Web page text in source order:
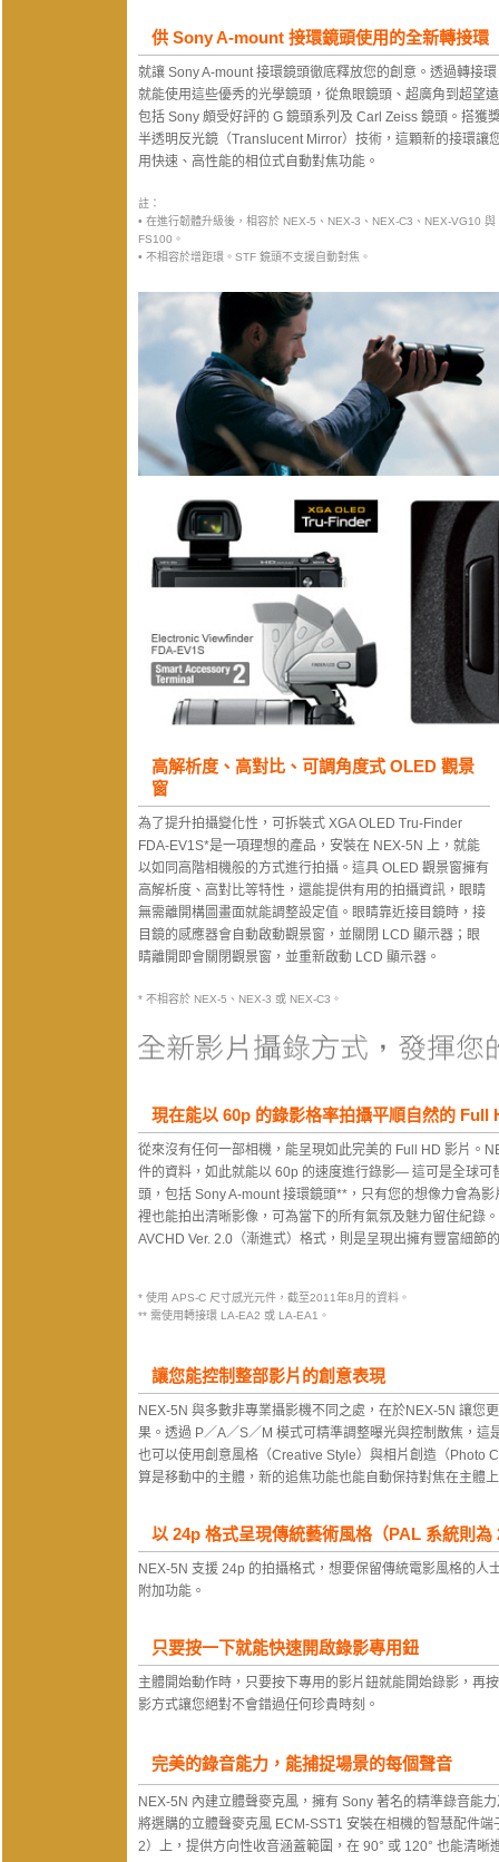
供 Sony A-mount 接環鏡頭使用的全新轉接環
就讓 Sony A-mount 接環鏡頭徹底釋放您的創意。透過轉接
就能使用這些優秀的光學鏡頭，從魚眼鏡頭、超廣角到超望
包括 Sony 頗受好評的 G 鏡頭系列及 Carl Zeiss 鏡頭。搭獲
半透明反光鏡（Translucent Mirror）技術，這顆新的接環讓
用快速、高性能的相位式自動對焦功能。
註：
• 在進行韌體升級後，相容於 NEX-5、NEX-3、NEX-C3、NEX-VG10 與
FS100。
• 不相容於增距環。STF 鏡頭不支援自動對焦。
高解析度、高對比、可調角度式 OLED 觀景
窗
為了提升拍攝變化性，可拆裝式 XGA OLED Tru-Finder
FDA-EV1S*是一項理想的產品，安裝在 NEX-5N 上，就能
以如同高階相機般的方式進行拍攝。這具 OLED 觀景窗擁有
高解析度、高對比等特性，還能提供有用的拍攝資訊，眼睛
無需離開構圖畫面就能調整設定值。眼睛靠近接目鏡時，接
目鏡的感應器會自動啟動觀景窗，並關閉 LCD 顯示器；眼
睛離開即會關閉觀景窗，並重新啟動 LCD 顯示器。
* 不相容於 NEX-5、NEX-3 或 NEX-C3。
現在能以 60p 的錄影格率拍攝平順自然的 Full
從來沒有任何一部相機，能呈現如此完美的 Full HD 影片。
件的資料，如此就能以 60p 的速度進行錄影— 這可是全球
頭，包括 Sony A-mount 接環鏡頭**，只有您的想像力會為
裡也能拍出清晰影像，可為當下的所有氣氛及魅力留住紀錄
AVCHD Ver. 2.0（漸進式）格式，則是呈現出擁有豐富細節
* 使用 APS-C 尺寸感光元件，截至2011年8月的資料。
** 需使用轉接環 LA-EA2 或 LA-EA1。
讓您能控制整部影片的創意表現
NEX-5N 與多數非專業攝影機不同之處，在於NEX-5N 讓您
果。透過 P／A／S／M 模式可精準調整曝光與控制散焦，
也可以使用創意風格（Creative Style）與相片創造（Photo
算是移動中的主體，新的追焦功能也能自動保持對焦在主體
以 24p 格式呈現傳統藝術風格（PAL 系統則為
NEX-5N 支援 24p 的拍攝格式，想要保留傳統電影風格的
附加功能。
只要按一下就能快速開啟錄影專用鈕
主體開始動作時，只要按下專用的影片鈕就能開始錄影，再
影方式讓您絕對不會錯過任何珍貴時刻。
完美的錄音能力，能捕捉場景的每個聲音
NEX-5N 內建立體聲麥克風，擁有 Sony 著名的精準錄音能
將選購的立體聲麥克風 ECM-SST1 安裝在相機的智慧配件
2）上，提供方向性收音涵蓋範圍，在 90° 或 120° 也能清晰